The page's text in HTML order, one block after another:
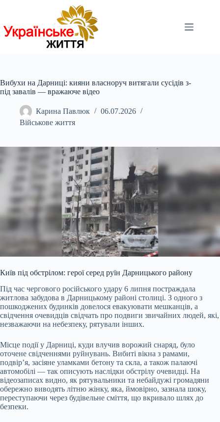
Вибухи на Дарниці: кияни власноруч витягали сусідів з-
під завалів — вражаюче відео
Карина Павлюк
06.07.2026
Військове життя
Київ під обстрілом: герої серед руїн Дарницького району
Під час чергового російського удару 6 липня постраждала
житлова забудова в Дарницькому районі столиці. З одного з
пошкоджених будинків довелося евакуювати мешканців, а
свідчення очевидців свідчать про подвиги звичайних людей, які,
незважаючи на небезпеку, рятували інших.
Місце події у Дарниці, куди влучив ворожий снаряд, було
оточене свідченнями руйнувань. Вибиті вікна з рамами,
подвір’я, засіяне уламками бетону та скла, а також палаючі
автомобілі — так описують наслідки обстрілу очевидці. На
відеозаписах видно, як рятувальники та небайдужі громадяни
обережно виводять літню жінку, яка, ймовірно, зазнала шоку,
переступаючи через будівельне сміття, що вкривало шлях до
безпеки.